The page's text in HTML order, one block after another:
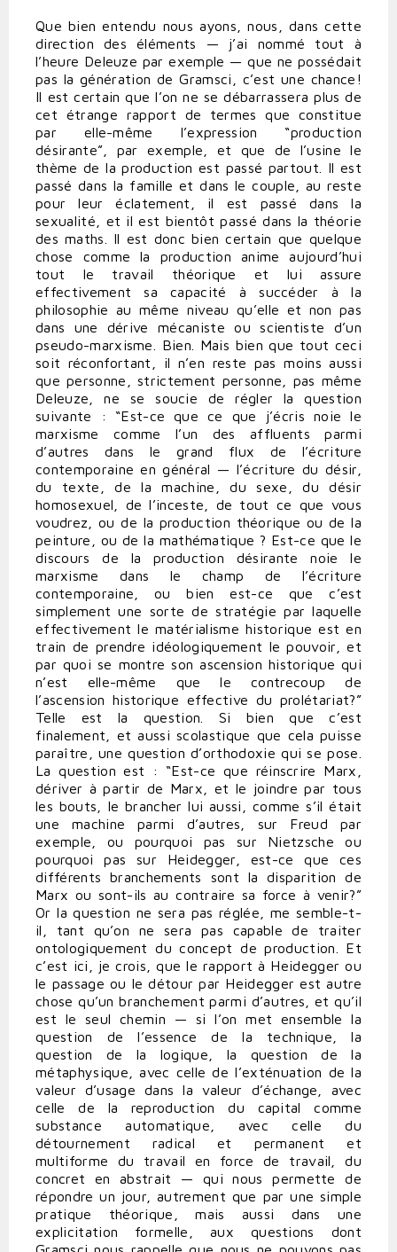
Que bien entendu nous ayons, nous, dans cette
direction des éléments — j’ai nommé tout à
l’heure Deleuze par exemple — que ne possédait
pas la génération de Gramsci, c’est une chance!
Il est certain que l’on ne se débarrassera plus de
cet étrange rapport de termes que constitue
par elle-même l’expression “production
désirante”, par exemple, et que de l’usine le
thème de la production est passé partout. Il est
passé dans la famille et dans le couple, au reste
pour leur éclatement, il est passé dans la
sexualité, et il est bientôt passé dans la théorie
des maths. Il est donc bien certain que quelque
chose comme la production anime aujourd’hui
tout le travail théorique et lui assure
effectivement sa capacité à succéder à la
philosophie au même niveau qu’elle et non pas
dans une dérive mécaniste ou scientiste d’un
pseudo-marxisme. Bien. Mais bien que tout ceci
soit réconfortant, il n’en reste pas moins aussi
que personne, strictement personne, pas même
Deleuze, ne se soucie de régler la question
suivante : “Est-ce que ce que j’écris noie le
marxisme comme l’un des affluents parmi
d’autres dans le grand flux de l’écriture
contemporaine en général — l’écriture du désir,
du texte, de la machine, du sexe, du désir
homosexuel, de l’inceste, de tout ce que vous
voudrez, ou de la production théorique ou de la
peinture, ou de la mathématique ? Est-ce que le
discours de la production désirante noie le
marxisme dans le champ de l’écriture
contemporaine, ou bien est-ce que c’est
simplement une sorte de stratégie par laquelle
effectivement le matérialisme historique est en
train de prendre idéologiquement le pouvoir, et
par quoi se montre son ascension historique qui
n’est elle-même que le contrecoup de
l’ascension historique effective du prolétariat?”
Telle est la question. Si bien que c’est
finalement, et aussi scolastique que cela puisse
paraître, une question d’orthodoxie qui se pose.
La question est : “Est-ce que réinscrire Marx,
dériver à partir de Marx, et le joindre par tous
les bouts, le brancher lui aussi, comme s’il était
une machine parmi d’autres, sur Freud par
exemple, ou pourquoi pas sur Nietzsche ou
pourquoi pas sur Heidegger, est-ce que ces
différents branchements sont la disparition de
Marx ou sont-ils au contraire sa force à venir?”
Or la question ne sera pas réglée, me semble-t-
il, tant qu’on ne sera pas capable de traiter
ontologiquement du concept de production. Et
c’est ici, je crois, que le rapport à Heidegger ou
le passage ou le détour par Heidegger est autre
chose qu’un branchement parmi d’autres, et qu’il
est le seul chemin — si l’on met ensemble la
question de l’essence de la technique, la
question de la logique, la question de la
métaphysique, avec celle de l’exténuation de la
valeur d’usage dans la valeur d’échange, avec
celle de la reproduction du capital comme
substance automatique, avec celle du
détournement radical et permanent et
multiforme du travail en force de travail, du
concret en abstrait — qui nous permette de
répondre un jour, autrement que par une simple
pratique théorique, mais aussi dans une
explicitation formelle, aux questions dont